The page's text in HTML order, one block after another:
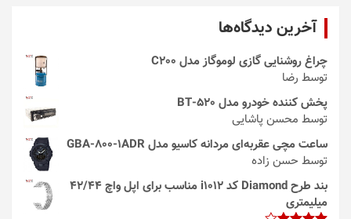
آخرین دیدگاه‌ها
چراغ روشنایی گازی لوموگاز مدل C200
توسط رضا
پخش کننده خودرو مدل 520-BT
توسط محسن پاشایی
ساعت مچی عقربه‌ای مردانه کاسیو مدل GBA-800-1ADR
توسط حسن زاده
بند طرح Diamond کد i1012 مناسب برای اپل واچ 42/44
میلیمتری